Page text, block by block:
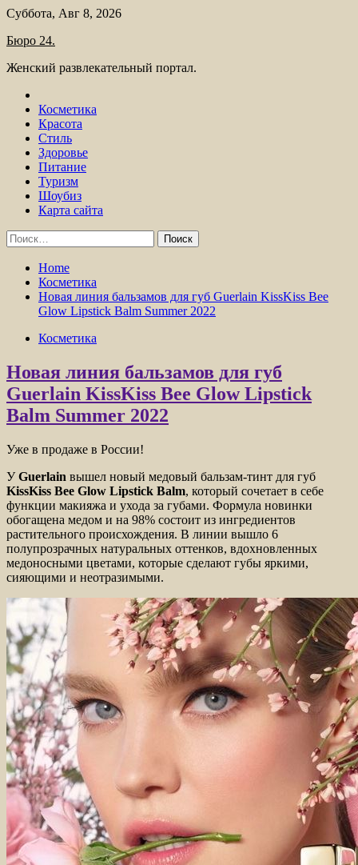
Skip
content
Суббота, Авг 8, 2026
Бюро 24.
Женский развлекательный портал.
Косметика
Красота
Стиль
Здоровье
Питание
Туризм
Шоубиз
Карта сайта
Найти:
Home
Косметика
Новая линия бальзамов для губ Guerlain KissKiss Bee
Glow Lipstick Balm Summer 2022
Косметика
Новая линия бальзамов для губ
Guerlain KissKiss Bee Glow Lipstick
Balm Summer 2022
Уже в продаже в России!
УGuerlain вышел новый медовый бальзам-тинт для губ
KissKiss Bee Glow Lipstick Balm, который сочетает в себе
функции макияжа и ухода за губами. Формула новинки
обогащена медом и на 98% состоит из ингредиентов
растительного происхождения. В линии вышло 6
полупрозрачных натуральных оттенков, вдохновленных
медоносными цветами, которые сделают губы яркими,
сияющими и неотразимыми.